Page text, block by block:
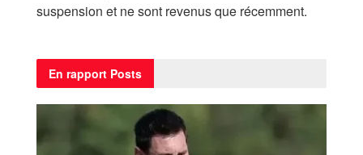
suspension et ne sont revenus que récemment.
En rapport Posts